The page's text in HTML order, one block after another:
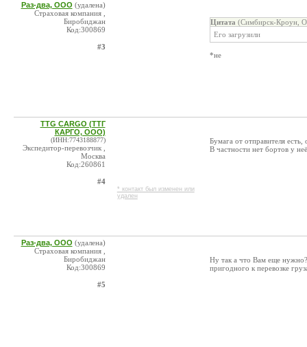
Раз-два, ООО (удалена)
Страховая компания ,
Биробиджан
Код:300869
#3
Цитата (Симбирск-Кроун,
Его загрузили
*не
TTG CARGO (ТТГ
КАРГО, ООО)
(ИНН:7743188877)
Экспедитор-перевозчик ,
Москва
Код:260861
#4
* контакт был изменен или
удален
Бумага от отправителя
В частности нет бортов у
Раз-два, ООО (удалена)
Страховая компания ,
Биробиджан
Код:300869
#5
Ну так а что Вам еще нужно?
пригодного к перевозке